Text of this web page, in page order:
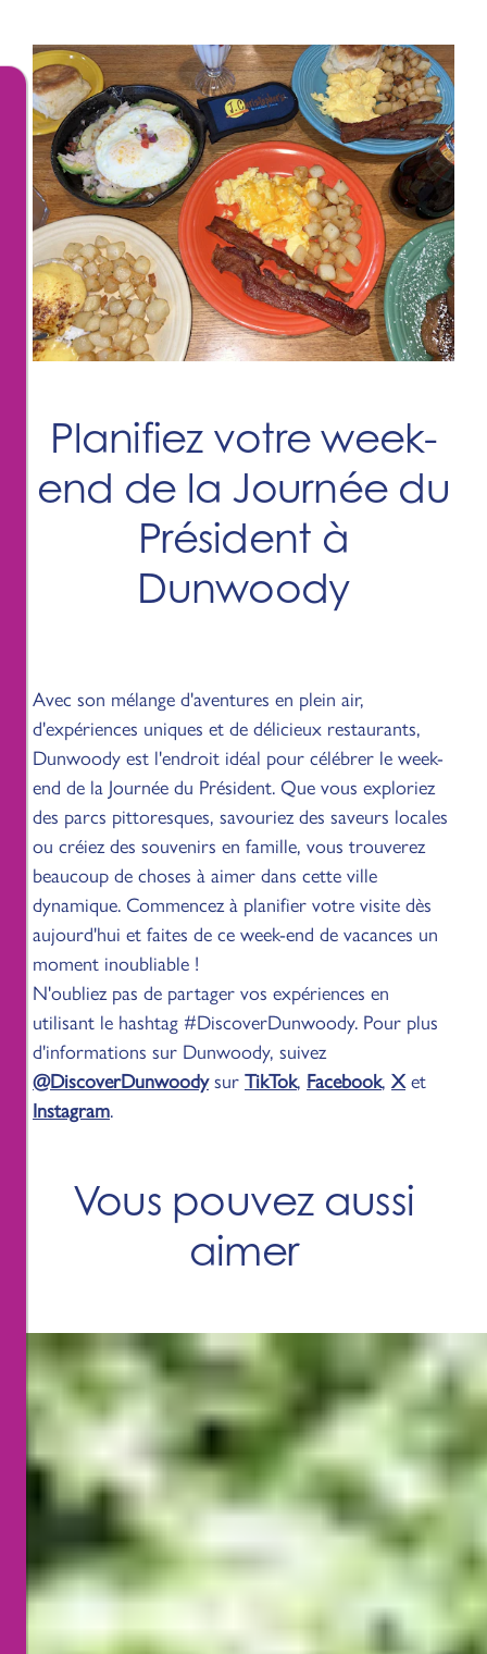
Planifiez votre week-
end de la Journée du
Président à
Dunwoody
Avec son mélange d'aventures en plein air,
d'expériences uniques et de délicieux restaurants,
Dunwoody est l'endroit idéal pour célébrer le week-
end de la Journée du Président. Que vous exploriez
des parcs pittoresques, savouriez des saveurs locales
ou créiez des souvenirs en famille, vous trouverez
beaucoup de choses à aimer dans cette ville
dynamique. Commencez à planifier votre visite dès
aujourd'hui et faites de ce week-end de vacances un
moment inoubliable !
N'oubliez pas de partager vos expériences en
utilisant le hashtag #DiscoverDunwoody. Pour plus
d'informations sur Dunwoody, suivez
@DiscoverDunwoodysurTikTok, Facebook, Xet
Instagram.
Vous pouvez aussi
aimer